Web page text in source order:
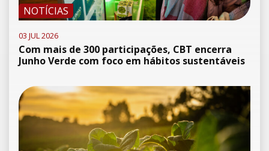
NOTÍCIAS
03 JUL 2026
Com mais de 300 participações, CBT encerra
Junho Verde com foco em hábitos sustentáveis